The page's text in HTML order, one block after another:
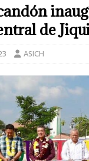
de
ASICH